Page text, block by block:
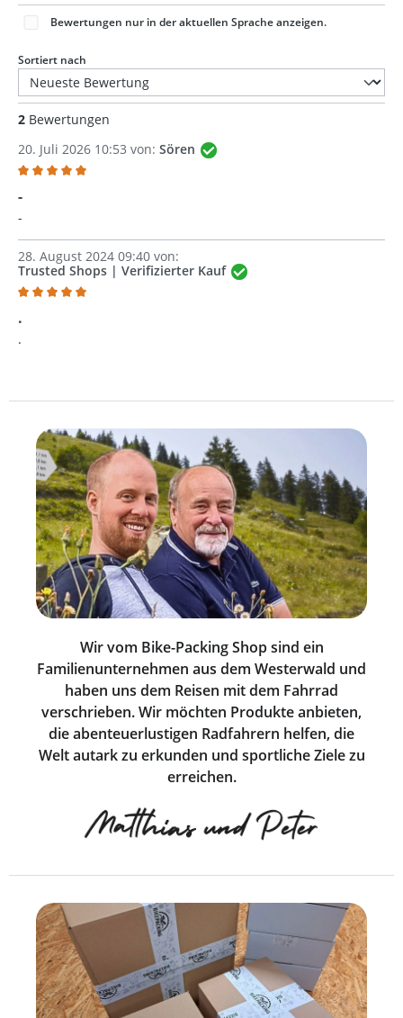
Bewertungen nur in der aktuellen Sprache anzeigen.
Sortiert nach
2 Bewertungen
20. Juli 2026 10:53 von: Sören
-
-
28. August 2024 09:40 von:
Trusted Shops | Verifizierter Kauf
.
.
Wir vom Bike-Packing Shop sind ein
Familienunternehmen aus dem Westerwald und
haben uns dem Reisen mit dem Fahrrad
verschrieben. Wir möchten Produkte anbieten,
die abenteuerlustigen Radfahrern helfen, die
Welt autark zu erkunden und sportliche Ziele zu
erreichen.